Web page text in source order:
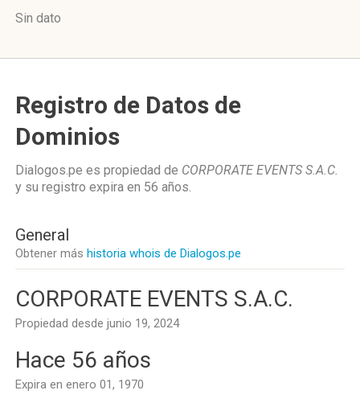
Sin dato
Registro de Datos de
Dominios
Dialogos.pe es propiedad de CORPORATE EVENTS S.A.C.
y su registro expira en 56 años.
General
Obtener más historia whois de Dialogos.pe
CORPORATE EVENTS S.A.C.
Propiedad desde junio 19, 2024
Hace 56 años
Expira en enero 01, 1970